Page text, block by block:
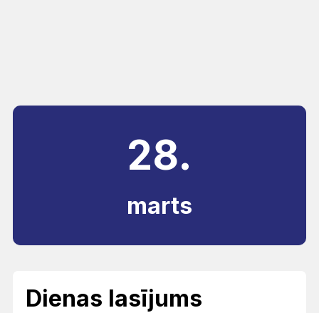
28.
marts
Dienas lasījums